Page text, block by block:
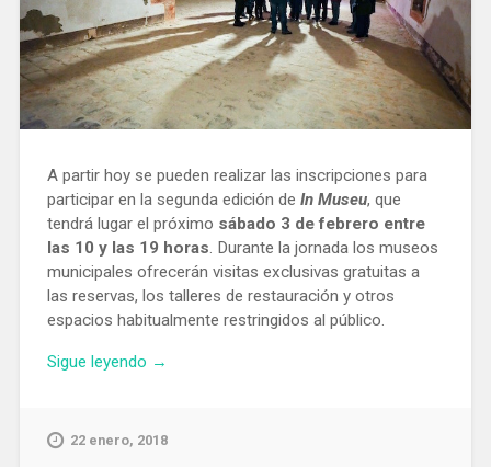
A partir hoy se pueden realizar las inscripciones para
participar en la segunda edición de In Museu, que
tendrá lugar el próximo sábado 3 de febrero entre
las 10 y las 19 horas . Durante la jornada los museos
municipales ofrecerán visitas exclusivas gratuitas a
las reservas, los talleres de restauración y otros
espacios habitualmente restringidos al público.
Sigue leyendo «Abierto
para
→
22 enero, 2018